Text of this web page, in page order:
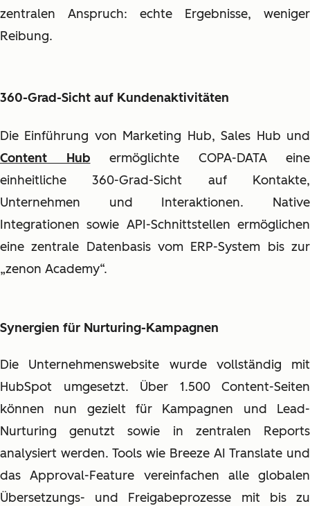
zentralen Anspruch: echte Ergebnisse, weniger
Reibung.
360-Grad-Sicht auf Kundenaktivitäten
Die Einführung von Marketing Hub, Sales Hub und
Content Hub ermöglichte COPA-DATA eine
einheitliche 360-Grad-Sicht auf Kontakte,
Unternehmen und Interaktionen. Native
Integrationen sowie API-Schnittstellen ermöglichen
eine zentrale Datenbasis vom ERP-System bis zur
„zenon Academy“.
Synergien für Nurturing-Kampagnen
Die Unternehmenswebsite wurde vollständig mit
HubSpot umgesetzt. Über 1.500 Content-Seiten
können nun gezielt für Kampagnen und Lead-
Nurturing genutzt sowie in zentralen Reports
analysiert werden. Tools wie Breeze AI Translate und
das Approval-Feature vereinfachen alle globalen
Übersetzungs- und Freigabeprozesse mit bis zu